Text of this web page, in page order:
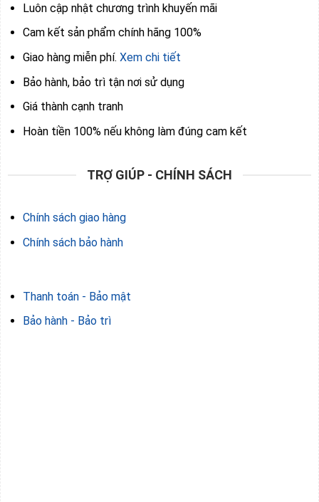
Luôn cập nhật chương trình khuyến mãi
Cam kết sản phẩm chính hãng 100%
Giao hàng miễn phí. Xem chi tiết
Bảo hành, bảo trì tận nơi sử dụng
Giá thành cạnh tranh
Hoàn tiền 100% nếu không làm đúng cam kết
TRỢ GIÚP - CHÍNH SÁCH
Chính sách giao hàng
Chính sách bảo hành
Thanh toán - Bảo mật
Bảo hành - Bảo trì